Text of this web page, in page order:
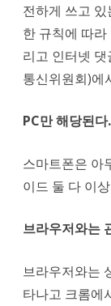
전하게 쓰고
한 규칙에 따
리고 인터넷
통신위원회)에
PC만 해당된
스마트폰은 아
이드 둘 다 이
브라우저와는
브라우저와는
타나고 크롬에